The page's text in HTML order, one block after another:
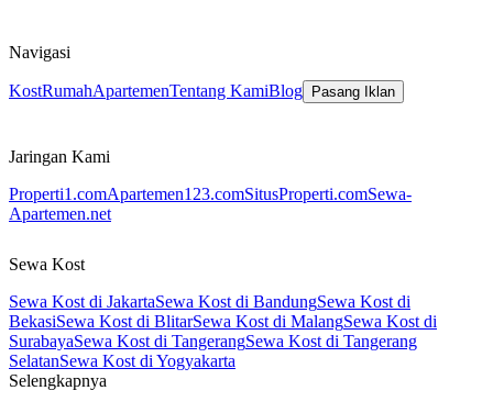
Navigasi
KostRumahApartemenTentang KamiBlog Pasang Iklan
Jaringan Kami
Properti1.comApartemen123.comSitusProperti.comSewa-
Apartemen.net
Sewa Kost
Sewa Kost di JakartaSewa Kost di BandungSewa Kost di
BekasiSewa Kost di BlitarSewa Kost di MalangSewa Kost di
SurabayaSewa Kost di TangerangSewa Kost di Tangerang
SelatanSewa Kost di Yogyakarta
Selengkapnya